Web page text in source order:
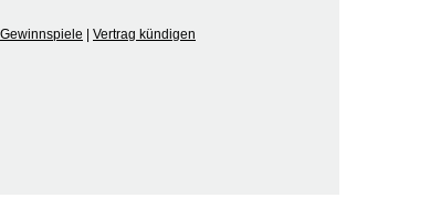
Vertrag kündigen